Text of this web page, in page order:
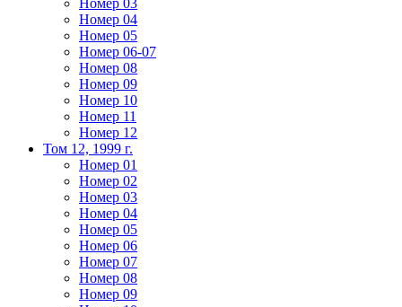
Номер 03
Номер 04
Номер 05
Номер 06-07
Номер 08
Номер 09
Номер 10
Номер 11
Номер 12
Том 12, 1999 г.
Номер 01
Номер 02
Номер 03
Номер 04
Номер 05
Номер 06
Номер 07
Номер 08
Номер 09